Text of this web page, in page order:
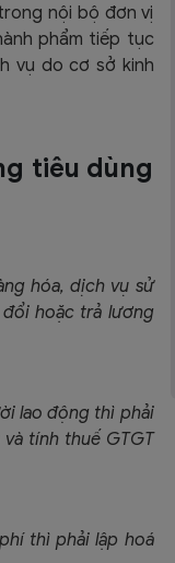
nội bộ đơn vị
phẩm tiếp tục
vụ do cơ sở kinh
tiêu dùng
hóa, dịch vụ sử
đổi hoặc trả lương
lao động thì phải
tính thuế GTGT
thì phải lập hoá